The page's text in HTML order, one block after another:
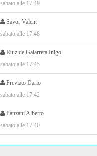
sabato alle 17:49
Savor Valent
sabato alle 17:48
Ruiz de Galarreta Inigo
sabato alle 17:45
Previato Dario
sabato alle 17:42
Panzani Alberto
sabato alle 17:40